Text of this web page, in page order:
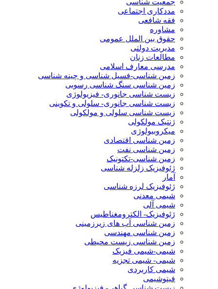
مددکاری اجتماعی
فقه شافعی
مشاوره
حقوق بین الملل عمومی
مدیریت دولتی
مطالعات زنان
مدرسی معارف اسلامی
زمین شناسی-فسیل شناسی و چینه شناسی
زمین شناسی سنگ شناسی رسوبی
زیست شناسی جانوری- فیزیولوژی
زیست شناسی جانوری- سلولی و تکوینی
زیست شناسی سلولی و مولکولی
ژنتیک مولکولی
میکروبیولوژی
زمین شناسی اقتصادی
زمین شناسی نفت
زمین شناسی-تکتونیک
ژئوفیزیک زلزله شناسی
آمار
ژئوفیزیک لرزه شناسی
شیمی معدنی
شیمی آلی
ژئوفیزیک- الکترومغناطیس
زمین شناسی آب های زیرزمینی
زمین شناسی مهندسی
زمین شناسی زیست محیطی
شیمی-شیمی فیزیک
شیمی- شیمی تجزیه
شیمی کاربردی
فیتوشیمی